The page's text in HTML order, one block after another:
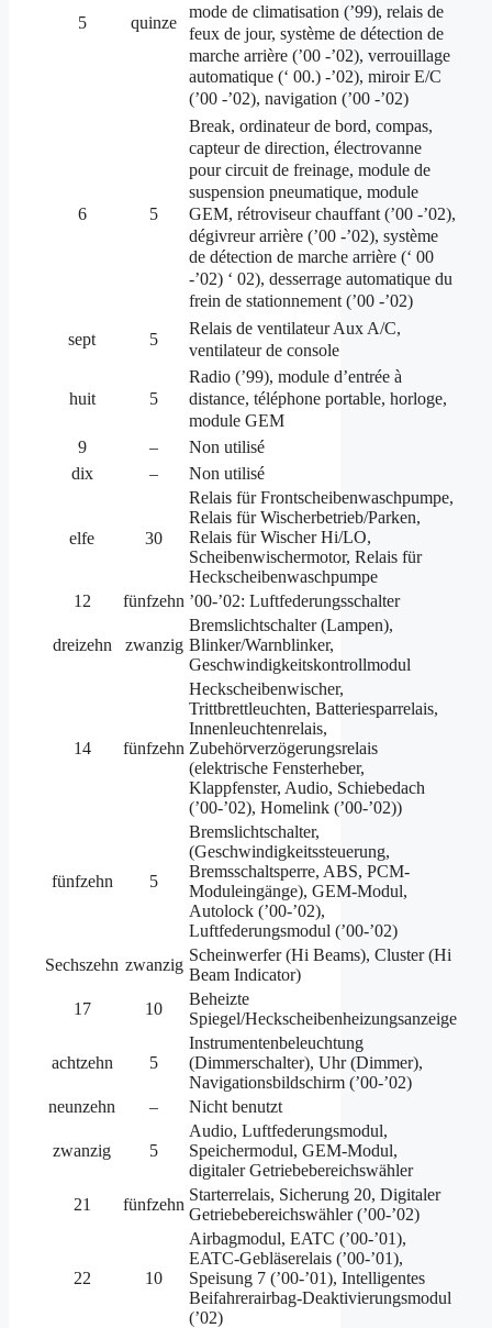
5 quinze
mode de climatisation (’99), relais de
feux de jour, système de détection de
marche arrière (’00 -’02), verrouillage
automatique (‘ 00.) -’02), miroir E/C
(’00 -’02), navigation (’00 -’02)
6 5
Break, ordinateur de bord, compas,
capteur de direction, électrovanne
pour circuit de freinage, module de
suspension pneumatique, module
GEM, rétroviseur chauffant (’00 -’02),
dégivreur arrière (’00 -’02), système
de détection de marche arrière (‘ 00
-’02) ‘ 02), desserrage automatique du
frein de stationnement (’00 -’02)
sept 5
Relais de ventilateur Aux A/C,
ventilateur de console
huit 5
Radio (’99), module d’entrée à
distance, téléphone portable, horloge,
module GEM
9
–
Non utilisé
dix
– Non utilisé
elfe 30
Relais für Frontscheibenwaschpumpe,
Relais für Wischerbetrieb/Parken,
Relais für Wischer Hi/LO,
Scheibenwischermotor, Relais für
Heckscheibenwaschpumpe
12
fünfzehn ’00-’02: Luftfederungsschalter
dreizehn zwanzig
Bremslichtschalter (Lampen),
Blinker/Warnblinker,
Geschwindigkeitskontrollmodul
14 fünfzehn
Heckscheibenwischer,
Trittbrettleuchten, Batteriesparrelais,
Innenleuchtenrelais,
Zubehörverzögerungsrelais
(elektrische Fensterheber,
Klappfenster, Audio, Schiebedach
(’00-’02), Homelink (’00-’02))
fünfzehn 5
Bremslichtschalter,
(Geschwindigkeitssteuerung,
Bremsschaltsperre, ABS, PCM-
Moduleingänge), GEM-Modul,
Autolock (’00-’02),
Luftfederungsmodul (’00-’02)
Sechszehn zwanzig
Scheinwerfer (Hi Beams), Cluster (Hi
Beam Indicator)
17
10
Beheizte
Spiegel/Heckscheibenheizungsanzeige
achtzehn 5
Instrumentenbeleuchtung
(Dimmerschalter), Uhr (Dimmer),
Navigationsbildschirm (’00-’02)
neunzehn
– Nicht benutzt
zwanzig 5
Audio, Luftfederungsmodul,
Speichermodul, GEM-Modul,
digitaler Getriebebereichswähler
21
fünfzehn
Starterrelais, Sicherung 20, Digitaler
Getriebebereichswähler (’00-’02)
22 10
Airbagmodul, EATC (’00-’01),
EATC-Gebläserelais (’00-’01),
Speisung 7 (’00-’01), Intelligentes
Beifahrerairbag-Deaktivierungsmodul
(’02)